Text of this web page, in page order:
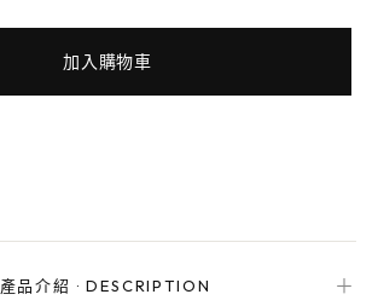
加入購物車
產品介紹 ·DESCRIPTION ＋